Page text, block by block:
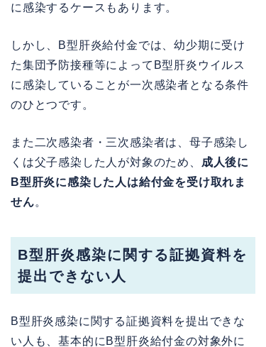
に感染するケースもあります。
しかし、B型肝炎給付金では、幼少期に受け
た集団予防接種等によってB型肝炎ウイルス
に感染していることが一次感染者となる条件
のひとつです。
また二次感染者・三次感染者は、母子感染し
くは父子感染した人が対象のため、 成人後に
B型肝炎に感染した人は給付金を受け取れま
せん。
B型肝炎感染に関する証拠資料を
提出できない人
B型肝炎感染に関する証拠資料を提出できな
い人も、基本的にB型肝炎給付金の対象外に